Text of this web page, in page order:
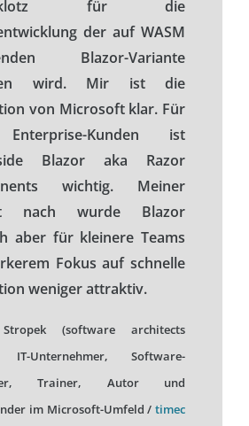
für die
der auf WASM
Blazor-Variante
wird. Mir ist die
von Microsoft klar. Für
Kunden ist
Blazor aka Razor
wichtig. Meiner
nach wurde Blazor
aber für kleinere Teams
Fokus auf schnelle
weniger attraktiv.
(software architects
IT-Unternehmer, Software-
Trainer, Autor und
im Microsoft-Umfeld / timec